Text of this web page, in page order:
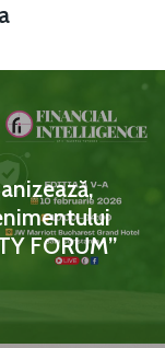
FORUM”